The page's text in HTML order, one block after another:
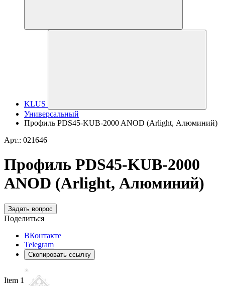
KLUS
Универсальный
Профиль PDS45-KUB-2000 ANOD (Arlight, Алюминий)
Арт.: 021646
Профиль PDS45-KUB-2000
ANOD (Arlight, Алюминий)
Задать вопрос
Поделиться
ВКонтакте
Telegram
Скопировать ссылку
Item 1 of 6